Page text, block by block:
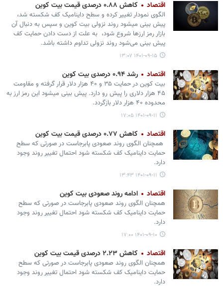
اقتصاد کاهش ۰.۸۸ درصدی قیمت بیت کوین
الگوی نمودار تغییر کرده و سطح داینامیک کف شکسته شد،
پیش بینی میشود روند نزولی بیت کوین و سپس به دنبال آن
بازار رمز ارزها شروع شود، به علت از دست دادن حمایت کف
پیش بینی می‌شود روند نزولی تداوم داشته باشد.
۱۴۰۱-۰۹-۱۵ ۱۳:۰۷
اقتصاد رشد ۰.۹۴ درصدی بیت کوین
بیت کوین در حمایت ۳۵ و ۴۰ هزار دلار قرار گرفته و مقاومت
۴۵ هزار دلاری را پیش رو دارد. پیش بینی میشود این رمز ارز به
محدوده ۴۰ هزار دلار بازگردد.
۱۴۰۱-۰۹-۱۱ ۱۷:۰۵
اقتصاد کاهش ۰.۷۷ درصدی قیمت بیت کوین
‌ همچنان الگوی روند صعودی پابرجاست در صورتی که سطح
حمایت داینامیک کف شکسته شود احتمال تغییر روند وجود
دارد.
۱۴۰۱-۰۹-۱۱ ۱۳:۴۳
اقتصاد ادامه روند صعودی بیت کوین
همچنان الگوی روند صعودی پابرجاست در صورتی که سطح
حمایت داینامیک کف شکسته شود احتمال تغییر روند وجود
دارد.
۱۴۰۱-۰۹-۱۰ ۱۷:۰۰
اقتصاد کاهش ۲.۲۳ درصدی قیمت بیت کوین
همچنان الگوی روند صعودی پابرجاست در صورتی که سطح
حمایت داینامیک کف شکسته شود احتمال تغییر روند وجود
دارد.